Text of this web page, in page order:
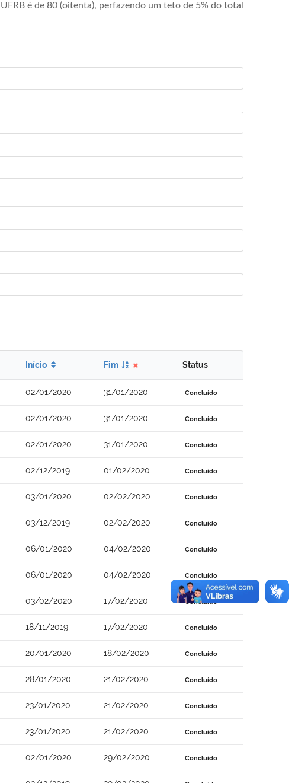
é de 80 (oitenta), perfazendo um teto de 5% do total
Início Fim Status
02/01/2020 31/01/2020 Concluído
02/01/2020 31/01/2020 Concluído
02/01/2020 31/01/2020 Concluído
02/12/2019 01/02/2020 Concluído
03/01/2020 02/02/2020 Concluído
03/12/2019 02/02/2020 Concluído
06/01/2020 04/02/2020 Concluído
06/01/2020 04/02/2020 Concluído
03/02/2020 17/02/2020 Concluído
18/11/2019 17/02/2020 Concluído
20/01/2020 18/02/2020 Concluído
28/01/2020 21/02/2020 Concluído
23/01/2020 21/02/2020 Concluído
23/01/2020 21/02/2020 Concluído
02/01/2020 29/02/2020 Concluído